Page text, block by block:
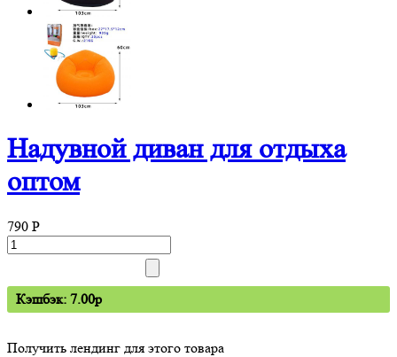
Надувной диван для отдыха
оптом
790 P
Кэшбэк: 7.00p
Получить лендинг для этого товара